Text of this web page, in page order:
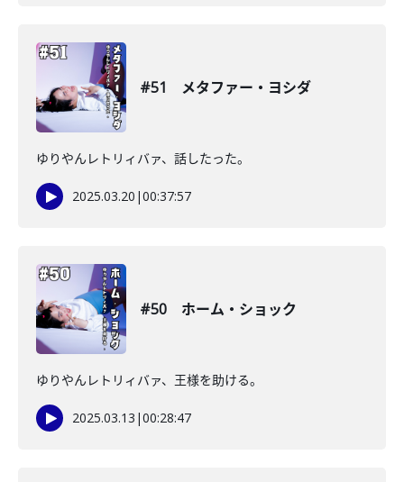
#51 メタファー・ヨシダ
ゆりやんレトリィバァ、話したった。
2025.03.20 |00:37:57
#50 ホーム・ショック
ゆりやんレトリィバァ、王様を助ける。
2025.03.13 |00:28:47